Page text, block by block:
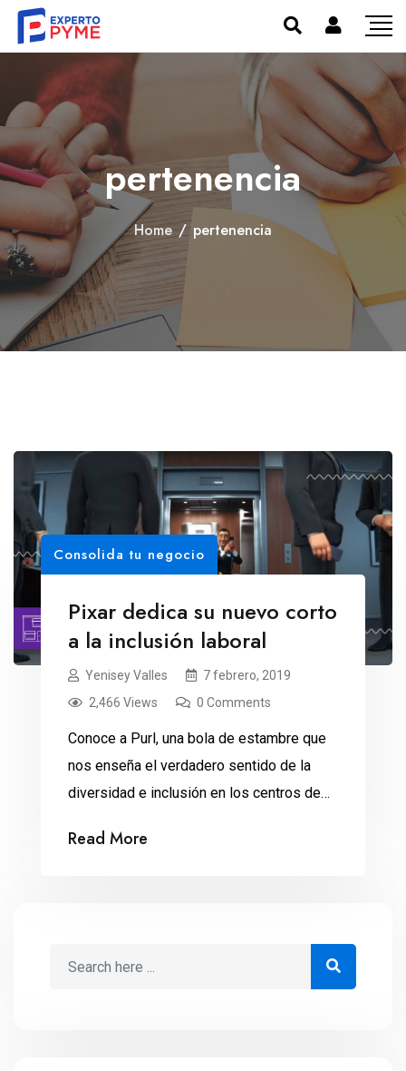
pertenencia
Home / pertenencia
Consolida tu negocio
Pixar dedica su nuevo corto
a la inclusión laboral
Yenisey Valles
7 febrero, 2019
2,466 Views
0 Comments
Conoce a Purl, una bola de estambre que
nos enseña el verdadero sentido de la
diversidad e inclusión en los centros de
su primer día de trabajo, se encuentra con
Read More